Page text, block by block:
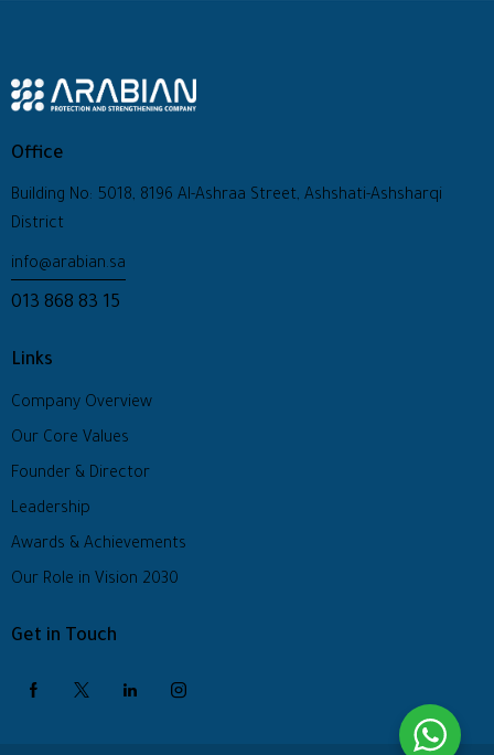
Office
Building No: 5018, 8196 Al-Ashraa Street, Ashshati-Ashsharqi
District
info@arabian.sa
013 868 83 15
Links
Company Overview
Our Core Values
Founder & Director
Leadership
Awards & Achievements
Our Role in Vision 2030
Get in Touch